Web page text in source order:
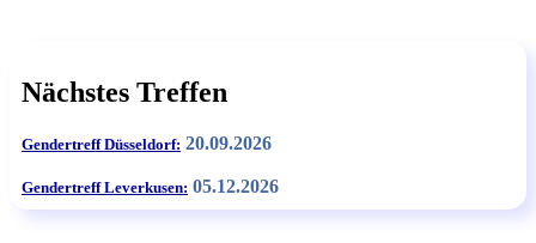
Nächstes Treffen
Gendertreff Düsseldorf: 20.09.2026
Gendertreff Leverkusen: 05.12.2026